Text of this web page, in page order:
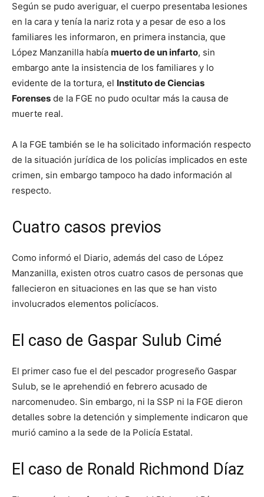
Según se pudo averiguar, el cuerpo presentaba lesiones
en la cara y tenía la nariz rota y a pesar de eso a los
familiares les informaron, en primera instancia, que
López Manzanilla había muerto de un infarto, sin
embargo ante la insistencia de los familiares y lo
evidente de la tortura, el Instituto de Ciencias
Forenses de la FGE no pudo ocultar más la causa de
muerte real.
A la FGE también se le ha solicitado información respecto
de la situación jurídica de los policías implicados en este
crimen, sin embargo tampoco ha dado información al
respecto.
Cuatro casos previos
Como informó el Diario, además del caso de López
Manzanilla, existen otros cuatro casos de personas que
fallecieron en situaciones en las que se han visto
involucrados elementos policíacos.
El caso de Gaspar Sulub Cimé
El primer caso fue el del pescador progreseño Gaspar
Sulub, se le aprehendió en febrero acusado de
narcomenudeo. Sin embargo, ni la SSP ni la FGE dieron
detalles sobre la detención y simplemente indicaron que
murió camino a la sede de la Policía Estatal.
El caso de Ronald Richmond Díaz